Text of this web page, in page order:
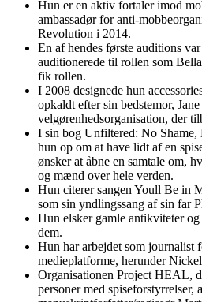
Hun er en aktiv fortaler imod
ambassadør for anti-
Revolution i 2014.
En af hendes første auditions
auditionerede til rollen som
fik rollen.
I 2008 designede hun
opkaldt efter sin bedstemor,
velgørenhedsorganisation, der
I sin bog Unfiltered: No Shame,
hun op om at have lidt af en
ønsker at åbne en samtale om,
og mænd over hele verden.
Hun citerer sangen Youll Be in
som sin yndlingssang af sin far
Hun elsker gamle antikviteter
dem.
Hun har arbejdet som journalist
medieplatforme, herunder
Organisationen Project HEAL,
personer med spiseforstyrrelser,